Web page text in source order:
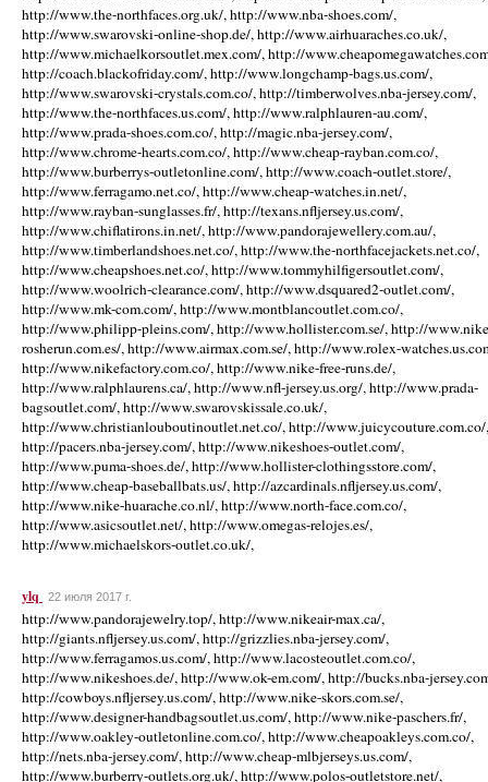
http://www.the-northfaces.org.uk/, http://www.nba-shoes.com/,
http://www.swarovski-online-shop.de/, http://www.airhuaraches.co.uk/,
http://www.michaelkorsoutlet.mex.com/, http://
http://coach.blackofriday.com/, http://www.longchamp-bags.us.com/,
http://www.swarovski-crystals.com.co/, http://timberwolves.nba-jersey.com/,
http://www.the-northfaces.us.com/, http://www.ralphlauren-au.com/,
http://www.prada-shoes.com.co/, http://magic.nba-jersey.com/,
http://www.chrome-hearts.com.co/, http://www.cheap-rayban.com.co/,
http://www.burberrys-outletonline.com/, http://www.coach-outlet.store/,
http://www.ferragamo.net.co/, http://www.cheap-watches.in.net/,
http://www.rayban-sunglasses.fr/, http://texans.nfljersey.us.com/,
http://www.chiflatirons.in.net/, http://www.pandorajewellery.com.au/,
http://www.timberlandshoes.net.co/, http://www.the-northfacejackets.net.co/,
http://www.cheapshoes.net.co/, http://www.tommyhilfigersoutlet.com/,
http://www.woolrich-clearance.com/, http://www.dsquared2-outlet.com/,
http://www.mk-com.com/, http://www.montblancoutlet.com.co/,
http://www.philipp-pleins.com/, http://www.hollister.com.se/, http://
rosherun.com.es/, http://www.airmax.com.se/, http://www.rolex-
http://www.nikefactory.com.co/, http://www.nike-free-runs.de/,
http://www.ralphlaurens.ca/, http://www.nfl-jersey.us.org/, http://www.prada-
bagsoutlet.com/, http://www.swarovskissale.co.uk/,
http://www.christianlouboutinoutlet.net.co/, http://www.juicycouture.com.co/,
http://pacers.nba-jersey.com/, http://www.nikeshoes-outlet.com/,
http://www.puma-shoes.de/, http://www.hollister-clothingsstore.com/,
http://www.cheap-baseballbats.us/, http://azcardinals.nfljersey.us.com/,
http://www.nike-huarache.co.nl/, http://www.north-face.com.co/,
http://www.asicsoutlet.net/, http://www.omegas-relojes.es/,
http://www.michaelskors-outlet.co.uk/,
ylq 22 июля 2017 г.
http://www.pandorajewelry.top/, http://www.nikeair-max.ca/,
http://giants.nfljersey.us.com/, http://grizzlies.nba-jersey.com/,
http://www.ferragamos.us.com/, http://www.lacosteoutlet.com.co/,
http://www.nikeshoes.de/, http://www.ok-em.com/, http://bucks.nba-
http://cowboys.nfljersey.us.com/, http://www.nike-skors.com.se/,
http://www.designer-handbagsoutlet.us.com/, http://www.nike-paschers.fr/,
http://www.oakley-outletonline.com.co/, http://www.cheapoakleys.com.co/,
http://nets.nba-jersey.com/, http://www.cheap-mlbjerseys.us.com/,
http://www.burberry-outlets.org.uk/, http://www.polos-outletstore.net/,